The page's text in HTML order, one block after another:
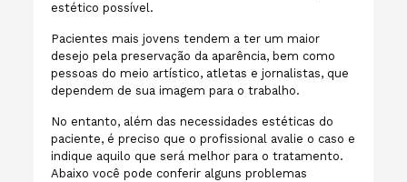
estético possível.
Pacientes mais jovens tendem a ter um maior
desejo pela preservação da aparência, bem como
pessoas do meio artístico, atletas e jornalistas, que
dependem de sua imagem para o trabalho.
No entanto, além das necessidades estéticas do
paciente, é preciso que o profissional avalie o caso e
indique aquilo que será melhor para o tratamento.
Abaixo você pode conferir alguns problemas